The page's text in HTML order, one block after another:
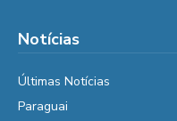
Notícias
Últimas Notícias
Paraguai